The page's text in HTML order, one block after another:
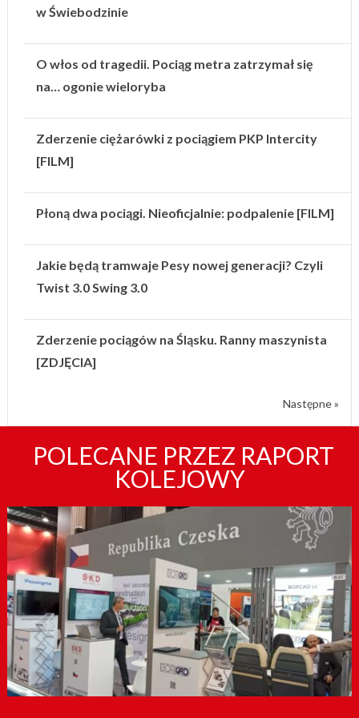
w Świebodzinie
O włos od tragedii. Pociąg metra zatrzymał się
na… ogonie wieloryba
Zderzenie ciężarówki z pociągiem PKP Intercity
[FILM]
Płoną dwa pociągi. Nieoficjalnie: podpalenie [FILM]
Jakie będą tramwaje Pesy nowej generacji? Czyli
Twist 3.0 Swing 3.0
Zderzenie pociągów na Śląsku. Ranny maszynista
[ZDJĘCIA]
Następne »
POLECANE PRZEZ RAPORT
KOLEJOWY